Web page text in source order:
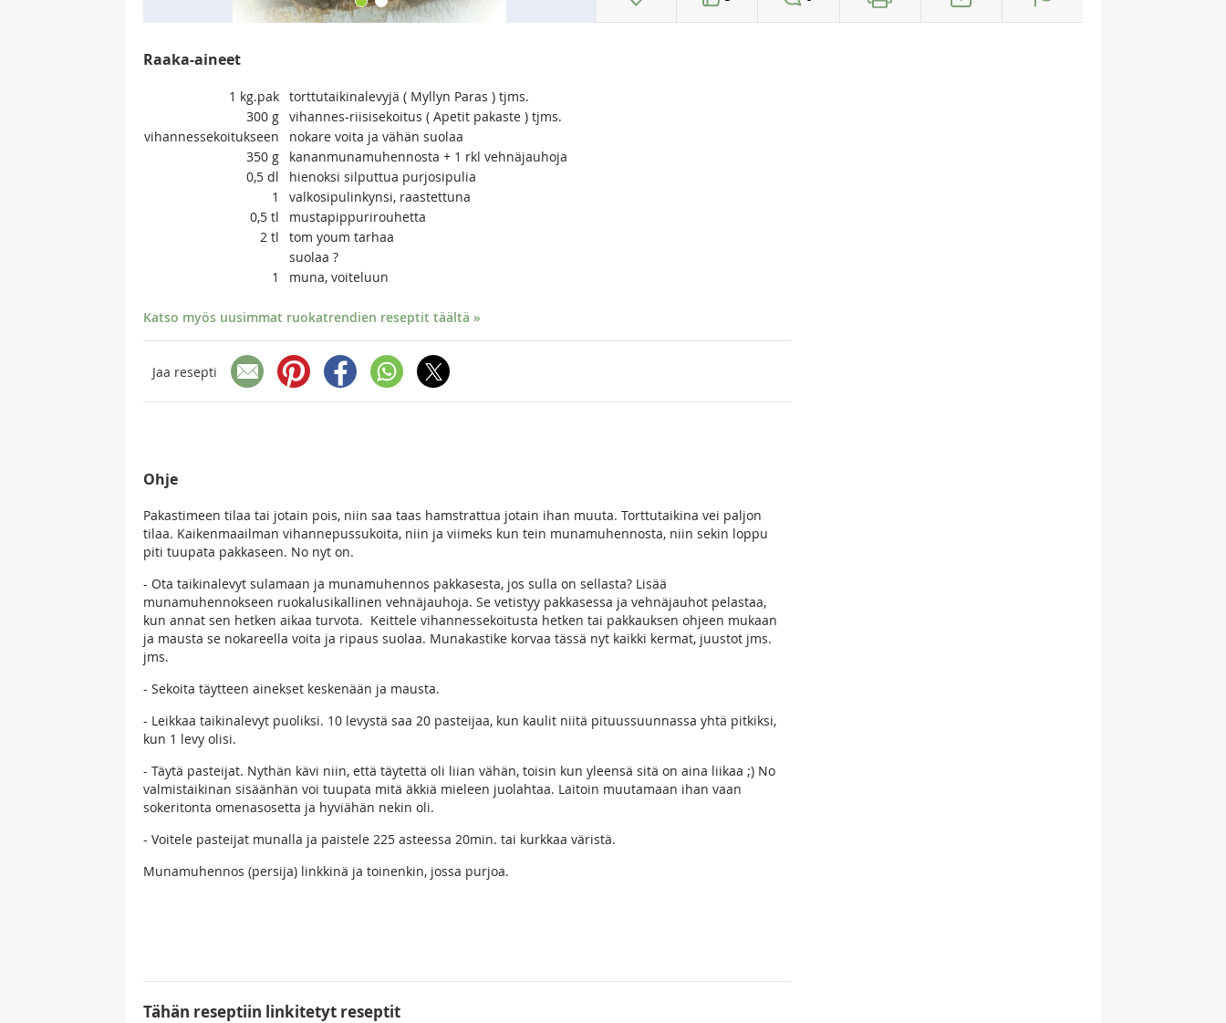
Raaka-aineet
1 kg.pak torttutaikinalevyjä ( Myllyn Paras ) tjms.
300 g vihannes-riisisekoitus ( Apetit pakaste ) tjms.
vihannessekoitukseen
nokare voita ja vähän suolaa
350 g
kananmunamuhennosta + 1 rkl vehnäjauhoja
0,5 dl
hienoksi silputtua purjosipulia
1
valkosipulinkynsi, raastettuna
0,5 tl
mustapippurirouhetta
2 tl
tom youm tarhaa
suolaa ?
1
muna, voiteluun
Katso myös uusimmat ruokatrendien reseptit täältä »
Jaa resepti
Ohje
Pakastimeen tilaa tai jotain pois, niin saa taas hamstrattua jotain ihan muuta. Torttutaikina vei paljon
tilaa. Kaikenmaailman vihannepussukoita, niin ja viimeks kun tein munamuhennosta, niin sekin loppu
piti tuupata pakkaseen. No nyt on.
- Ota taikinalevyt sulamaan ja munamuhennos pakkasesta, jos sulla on sellasta? Lisää
munamuhennokseen ruokalusikallinen vehnäjauhoja. Se vetistyy pakkasessa ja vehnäjauhot pelastaa,
kun annat sen hetken aikaa turvota. Keittele vihannessekoitusta hetken tai pakkauksen ohjeen mukaan
ja mausta se nokareella voita ja ripaus suolaa. Munakastike korvaa tässä nyt kaikki kermat, juustot jms.
jms.
- Sekoita täytteen ainekset keskenään ja mausta.
- Leikkaa taikinalevyt puoliksi. 10 levystä saa 20 pasteijaa, kun kaulit niitä pituussuunnassa yhtä pitkiksi,
kun 1 levy olisi.
- Täytä pasteijat. Nythän kävi niin, että täytettä oli liian vähän, toisin kun yleensä sitä on aina liikaa ;) No
valmistaikinan sisäänhän voi tuupata mitä äkkiä mieleen juolahtaa. Laitoin muutamaan ihan vaan
sokeritonta omenasosetta ja hyviähän nekin oli.
- Voitele pasteijat munalla ja paistele 225 asteessa 20min. tai kurkkaa väristä.
Munamuhennos (persija) linkkinä ja toinenkin, jossa purjoa.
Tähän reseptiin linkitetyt reseptit